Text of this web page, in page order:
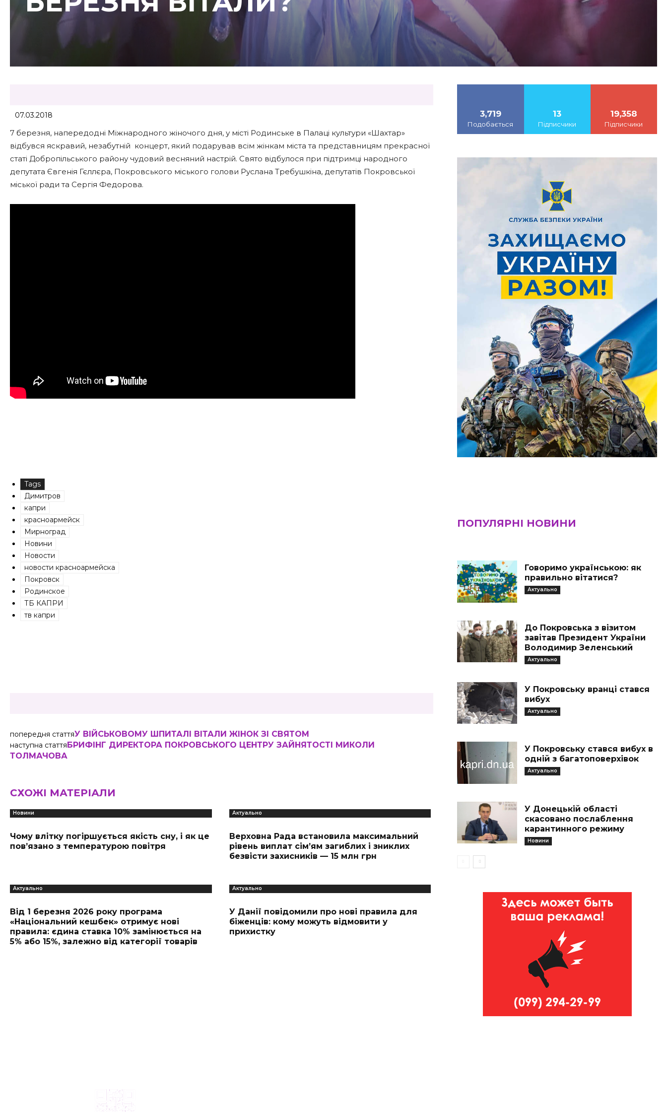
07.03.2018
7 березня, напередодні Міжнародного жіночого дня, у місті Родинське в Палаці культури «Шахтар»
відбувся яскравий, незабутній концерт, який подарував всім жінкам міста та представницям прекрасної
статі Добропільського району чудовий весняний настрій. Свято відбулося при підтримці народного
депутата Євгенія Гєллєра, Покровського міського голови Руслана Требушкіна, депутатів Покровської
міської ради та Сергія Федорова.
Tags
Димитров
капри
красноармейск
Мирноград
Новини
Новости
новости красноармейска
Покровск
Родинское
ТБ КАПРИ
тв капри
попередня статтяУ ВІЙСЬКОВОМУ ШПИТАЛІ ВІТАЛИ ЖІНОК ЗІ СВЯТОМ
наступна статтяБРИФІНГ ДИРЕКТОРА ПОКРОВСЬКОГО ЦЕНТРУ ЗАЙНЯТОСТІ МИКОЛИ
ТОЛМАЧОВА
СХОЖІ МАТЕРІАЛИ
Новини
Чому влітку погіршується якість сну, і як це
пов’язано з температурою повітря
Актуально
Верховна Рада встановила максимальний
рівень виплат сім’ям загиблих і зниклих
безвісти захисників — 15 млн грн
Актуально
Від 1 березня 2026 року програма
«Національний кешбек» отримує нові
правила: єдина ставка 10% замінюється на
5% або 15%, залежно від категорії товарів
Актуально
У Данії повідомили про нові правила для
біженців: кому можуть відмовити у
прихистку
3,719
Подобається
13
Підписчики
19,358
Підписчики
ПОПУЛЯРНІ НОВИНИ
Говоримо українською: як
правильно вітатися?
Актуально
До Покровська з візитом
завітав Президент України
Володимир Зеленський
Актуально
У Покровську вранці стався
вибух
Актуально
У Покровську стався вибух в
одній з багатоповерхівок
Актуально
У Донецькій області
скасовано послаблення
карантинного режиму
Новини